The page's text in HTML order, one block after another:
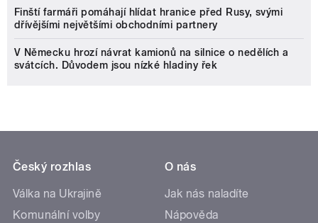
Finští farmáři pomáhají hlídat hranice před Rusy, svými
dřívějšími největšími obchodními partnery
V Německu hrozí návrat kamionů na silnice o nedělích a
svátcích. Důvodem jsou nízké hladiny řek
Český rozhlas
Válka na Ukrajině
Komunální volby
O nás
Jak nás naladíte
Nápověda